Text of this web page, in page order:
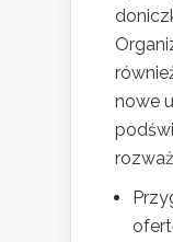
nowe